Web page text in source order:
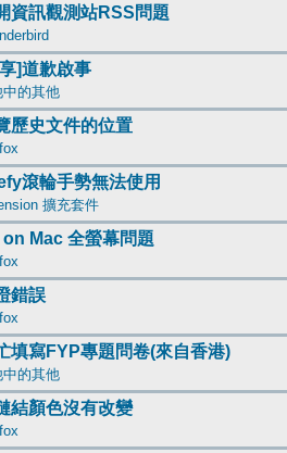
資訊觀測站RSS問題
]道歉啟事
中的其他
歷史文件的位置
滾輪手勢無法使用
擴充套件
Mac 全螢幕問題
錯誤
填寫FYP專題問卷(來自香港)
中的其他
結顏色沒有改變